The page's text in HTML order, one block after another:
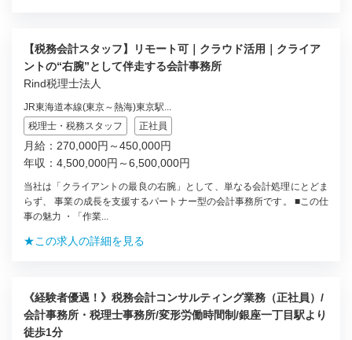
【税務会計スタッフ】リモート可｜クラウド活用｜クライア
ントの“右腕”として伴走する会計事務所
Rind税理士法人
JR東海道本線(東京～熱海)東京駅...
税理士・税務スタッフ
正社員
月給：270,000円～450,000円
年収：4,500,000円～6,500,000円
当社は「クライアントの最良の右腕」として、単なる会計処理にとどま
らず、 事業の成長を支援するパートナー型の会計事務所です。 ■この仕
事の魅力 ・「作業...
★この求人の詳細を見る
《経験者優遇！》税務会計コンサルティング業務（正社員）/
会計事務所・税理士事務所/変形労働時間制/銀座一丁目駅より
徒歩1分